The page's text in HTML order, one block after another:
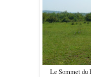
Le Sommet du